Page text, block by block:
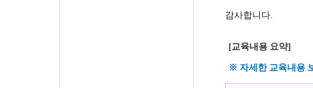
감사합니다.
[교육내용 요약]
※ 자세한 교육내용